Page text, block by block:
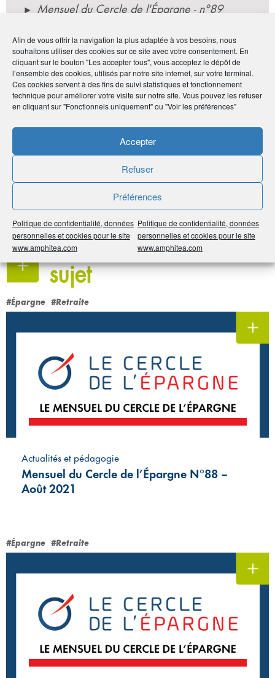
Afin de vous offrir la navigation la plus adaptée à vos besoins, nous
souhaitons utiliser des cookies sur ce site avec votre consentement. En
cliquant sur le bouton "Les accepter tous", vous acceptez le dépôt de
l’ensemble des cookies, utilisés par notre site internet, sur votre terminal.
Ces cookies servent à des fins de suivi statistiques et fonctionnement
technique pour améliorer votre visite sur notre site. Vous pouvez les refuser
en cliquant sur "Fonctionnels uniquement" ou "Voir les préférences"
Accepter
Refuser
Préférences
Politique de confidentialité, données
personnelles et cookies pour le site
www.amphitea.com
Politique de confidentialité, données
personnelles et cookies pour le site
www.amphitea.com
Mensuel du Cercle de l'Épargne - n°89
Le Cercle de l'Épargne
Par :Le Cercle de l'Épargne
Publié le :6 septembre 2021
Imprimer
Partager
À voir surle même
sujet
#Épargne #Retraite
Actualités et pédagogie
Mensuel du Cercle de l’Épargne N°88 –
Août 2021
#Épargne #Retraite